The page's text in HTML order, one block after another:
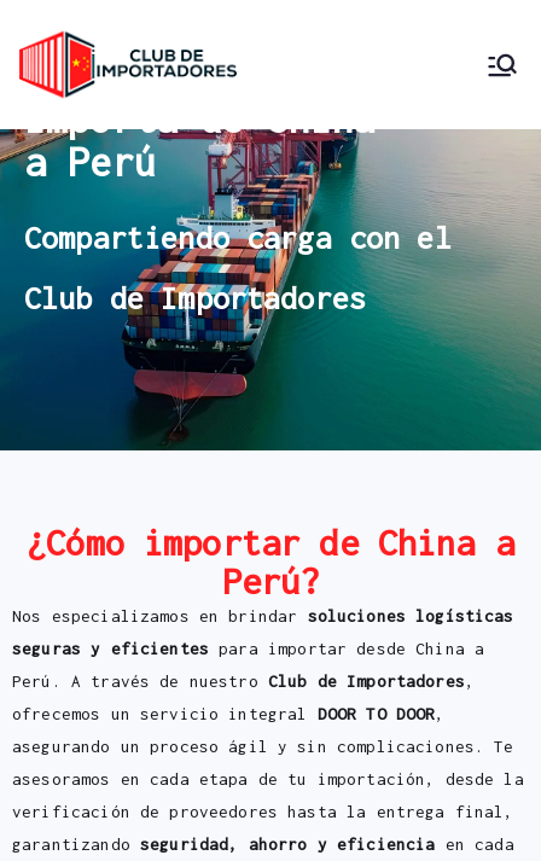
Importadore
s Perú
Importa de China
a Perú
Compartiendo carga con el
Club de Importadores
¿Cómo importar de China a
Perú?
Nos especializamos en brindar soluciones logísticas
seguras y eficientes para importar desde China a
Perú. A través de nuestro Club de Importadores,
ofrecemos un servicio integral DOOR TO DOOR,
asegurando un proceso ágil y sin complicaciones. Te
asesoramos en cada etapa de tu importación, desde la
verificación de proveedores hasta la entrega final,
garantizando seguridad, ahorro y eficiencia en cada